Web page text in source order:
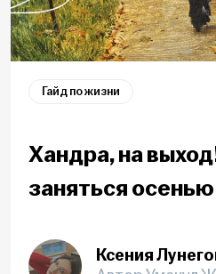
Гайд по жизни
Хандра, на
заняться осенью
Ксения